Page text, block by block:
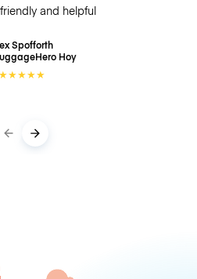
and helpful
Spofforth
Hoy
★★★★★